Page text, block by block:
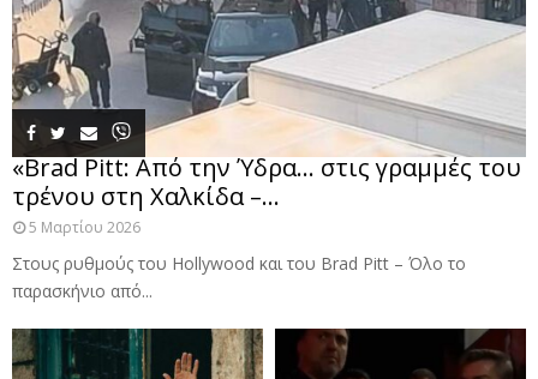
«Brad Pitt: Από την Ύδρα… στις γραμμές του
τρένου στη Χαλκίδα –...
5 Μαρτίου 2026
Στους ρυθμούς του Hollywood και του Brad Pitt – Όλο το
παρασκήνιο από...